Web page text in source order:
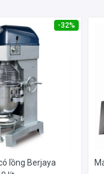
-32%
lồng Berjaya